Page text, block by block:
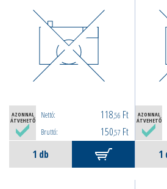
AZONNAL
ÁTVEHETŐ
Nettó: 118,56 Ft
Bruttó: 150,57 Ft
AZONNAL
ÁTVEHETŐ